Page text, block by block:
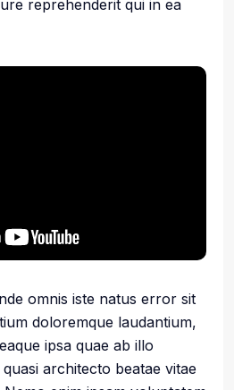
reprehenderit qui in ea
omnis iste natus error sit
doloremque laudantium,
ipsa quae ab illo
architecto beatae vitae